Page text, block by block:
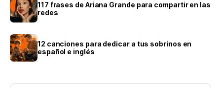
117 frases de Ariana Grande para compartir en las
redes
12 canciones para dedicar a tus sobrinos en
español e inglés